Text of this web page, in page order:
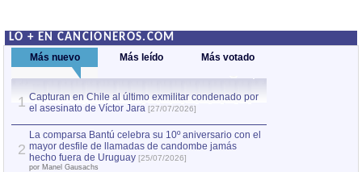
LO + EN CANCIONEROS.COM
Más nuevo Más leído Más votado
1 Capturan en Chile al último exmilitar condenado por
el asesinato de Víctor Jara [27/07/2026]
2
La comparsa Bantú celebra su 10º aniversario con el
mayor desfile de llamadas de candombe jamás
hecho fuera de Uruguay [25/07/2026]
por Manel Gausachs